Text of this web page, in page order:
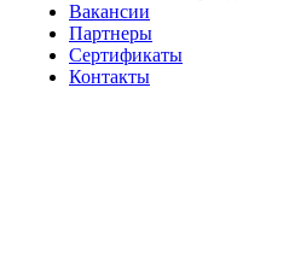
Вакансии
Партнеры
Сертификаты
Контакты